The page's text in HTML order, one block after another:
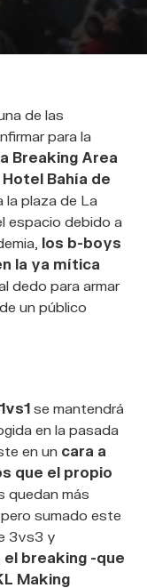
una de las
para la
Breaking Area
Bahía de
la plaza de La
espacio debido a
los b-boys
la ya mítica
dedo para armar
un público
se mantendrá
en la pasada
en un cara a
que el propio
quedan más
sumado este
3vs3 y
el breaking -que
Making